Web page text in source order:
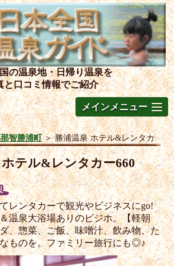
の温泉地・日帰り温泉を
と口コミ情報でご紹介
メインメニュー
智勝浦町＞勝浦温泉 ホテル&レンタカ
テル&レンタカー660
レンタカーで観光やビジネスにgo!
温泉大浴場ありのビジホ。【軽朝
、惣菜、ご飯、味噌汁、飲み物、た
ものを。ファミリー旅行にも◎♪